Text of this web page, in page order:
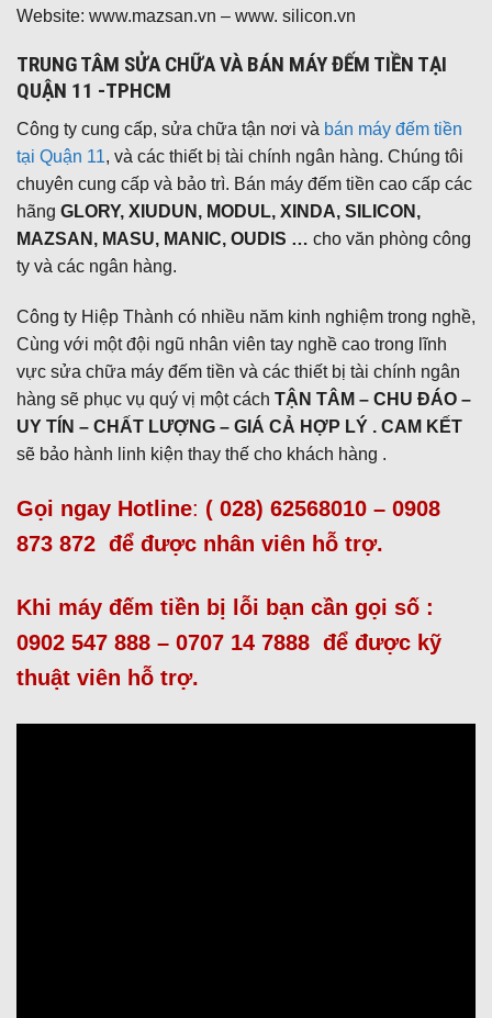
Website: www.mazsan.vn – www. silicon.vn
TRUNG TÂM SỬA CHỮA VÀ BÁN MÁY ĐẾM TIỀN TẠI
QUẬN 11 -TPHCM
Công ty cung cấp, sửa chữa tận nơi và bán máy đếm tiền
tại Quận 11, và các thiết bị tài chính ngân hàng. Chúng tôi
chuyên cung cấp và bảo trì. Bán máy đếm tiền cao cấp các
hãng GLORY, XIUDUN, MODUL, XINDA, SILICON,
MAZSAN, MASU, MANIC, OUDIS … cho văn phòng công
ty và các ngân hàng.
Công ty Hiệp Thành có nhiều năm kinh nghiệm trong nghề,
Cùng với một đội ngũ nhân viên tay nghề cao trong lĩnh
vực sửa chữa máy đếm tiền và các thiết bị tài chính ngân
hàng sẽ phục vụ quý vị một cách TẬN TÂM – CHU ĐÁO –
UY TÍN – CHẤT LƯỢNG – GIÁ CẢ HỢP LÝ . CAM KẾT
sẽ bảo hành linh kiện thay thế cho khách hàng .
Gọi ngay Hotline: ( 028) 62568010 – 0908
873 872 để được nhân viên hỗ trợ.
Khi máy đếm tiền bị lỗi bạn cần gọi số :
0902 547 888 – 0707 14 7888 để được kỹ
thuật viên hỗ trợ.